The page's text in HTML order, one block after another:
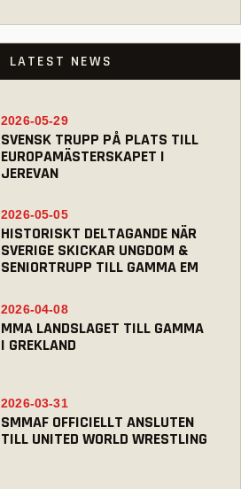
LATEST NEWS
SVENSK TRUPP PÅ PLATS TILL
EUROPAMÄSTERSKAPET I
JEREVAN
2026-05-29
HISTORISKT DELTAGANDE NÄR
SVERIGE SKICKAR UNGDOM &
SENIORTRUPP TILL GAMMA EM
2026-05-05
MMA LANDSLAGET TILL GAMMA
I GREKLAND
2026-04-08
SMMAF OFFICIELLT ANSLUTEN
TILL UNITED WORLD WRESTLING
2026-03-31